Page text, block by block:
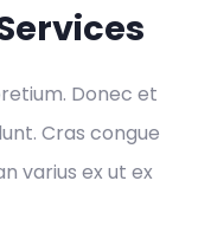
Donec et
Cras congue
varius ex ut ex